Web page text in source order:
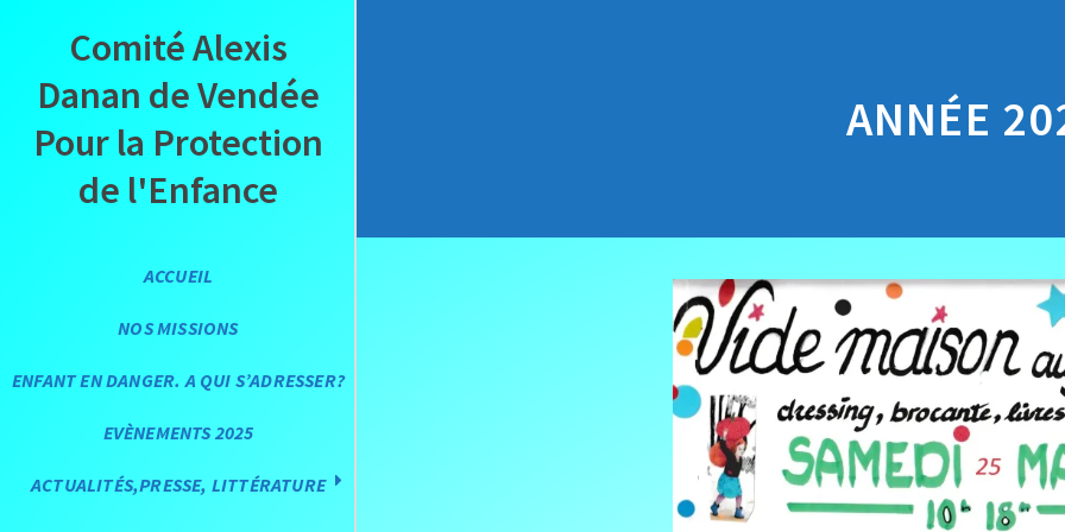
Comité Alexis
Danan de Vendée
Pour la Protection
de l'Enfance
ACCUEIL
NOS MISSIONS
ENFANT EN DANGER. A QUI S’ADRESSER?
EVÈNEMENTS 2025
ACTUALITÉS,PRESSE, LITTÉRATURE
ANNÉE